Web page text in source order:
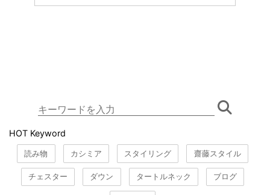
HOT Keyword
読み物 カシミア スタイリング 齋藤スタイル
チェスター ダウン タートルネック ブログ